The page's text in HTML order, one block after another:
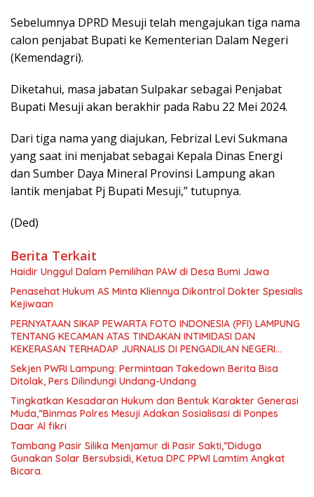
Sebelumnya DPRD Mesuji telah mengajukan tiga nama
calon penjabat Bupati ke Kementerian Dalam Negeri
(Kemendagri).
Diketahui, masa jabatan Sulpakar sebagai Penjabat
Bupati Mesuji akan berakhir pada Rabu 22 Mei 2024.
Dari tiga nama yang diajukan, Febrizal Levi Sukmana
yang saat ini menjabat sebagai Kepala Dinas Energi
dan Sumber Daya Mineral Provinsi Lampung akan
lantik menjabat Pj Bupati Mesuji,” tutupnya.
(Ded)
Berita Terkait
Haidir Unggul Dalam Pemilihan PAW di Desa Bumi Jawa
Penasehat Hukum AS Minta Kliennya Dikontrol Dokter Spesialis
Kejiwaan
PERNYATAAN SIKAP PEWARTA FOTO INDONESIA (PFI) LAMPUNG
TENTANG KECAMAN ATAS TINDAKAN INTIMIDASI DAN
KEKERASAN TERHADAP JURNALIS DI PENGADILAN NEGERI
TANJUNG KARANG.
Sekjen PWRI Lampung: Permintaan Takedown Berita Bisa
Ditolak, Pers Dilindungi Undang-Undang
Tingkatkan Kesadaran Hukum dan Bentuk Karakter Generasi
Muda,”Binmas Polres Mesuji Adakan Sosialisasi di Ponpes
Daar Al fikri
Tambang Pasir Silika Menjamur di Pasir Sakti,”Diduga
Gunakan Solar Bersubsidi, Ketua DPC PPWI Lamtim Angkat
Bicara.